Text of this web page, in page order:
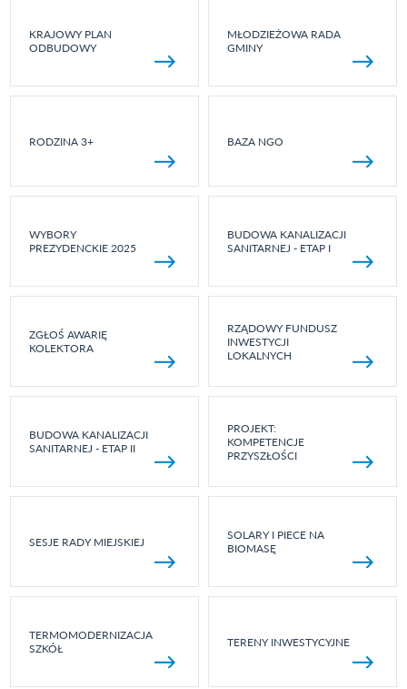
KRAJOWY PLAN
ODBUDOWY
MŁODZIEŻOWA RADA
GMINY
RODZINA 3+ BAZA NGO
WYBORY
PREZYDENCKIE 2025
BUDOWA KANALIZACJI
SANITARNEJ - ETAP I
ZGŁOŚ AWARIĘ
KOLEKTORA
RZĄDOWY FUNDUSZ
INWESTYCJI
LOKALNYCH
BUDOWA KANALIZACJI
SANITARNEJ - ETAP II
PROJEKT:
KOMPETENCJE
PRZYSZŁOŚCI
SESJE RADY MIEJSKIEJ
SOLARY I PIECE NA
BIOMASĘ
TERMOMODERNIZACJA
SZKÓŁ
TERENY INWESTYCYJNE